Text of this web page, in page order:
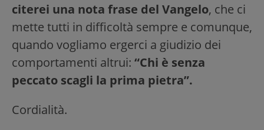
citerei una nota frase del Vangelo, che ci
mette tutti in difficoltà sempre e comunque,
quando vogliamo ergerci a giudizio dei
comportamenti altrui: “Chi è senza
peccato scagli la prima pietra”.
Cordialità.